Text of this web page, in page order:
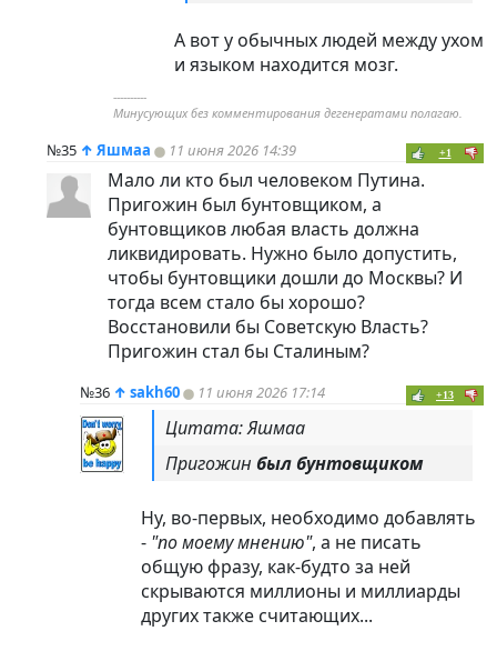
А вот у обычных людей между ухом
и языком находится мозг.
----------
Минусующих без комментирования дегенератами полагаю.
№35 ↑ Яшмаа 11 июня 2026 14:39 +1
Мало ли кто был человеком Путина.
Пригожин был бунтовщиком, а
бунтовщиков любая власть должна
ликвидировать. Нужно было допустить,
чтобы бунтовщики дошли до Москвы? И
тогда всем стало бы хорошо?
Восстановили бы Советскую Власть?
Пригожин стал бы Сталиным?
№36 ↑ sakh60 11 июня 2026 17:14 +13
Цитата: Яшмаа
Пригожин был бунтовщиком
Ну, во-первых, необходимо добавлять
- "по моему мнению", а не писать
общую фразу, как-будто за ней
скрываются миллионы и миллиарды
других также считающих...